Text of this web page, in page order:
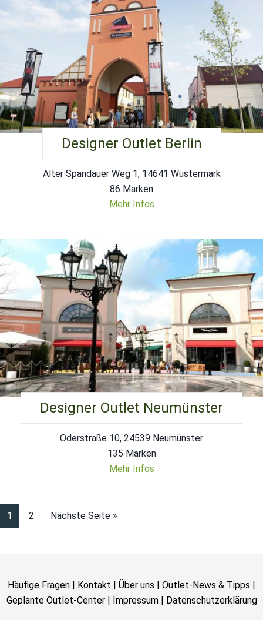
Designer Outlet Berlin
Alter Spandauer Weg 1, 14641 Wustermark
86 Marken
Mehr Infos
Designer Outlet Neumünster
Oderstraße 10, 24539 Neumünster
135 Marken
Mehr Infos
1 2 Nächste Seite »
Häufige Fragen | Kontakt | Über uns | Outlet-News & Tipps |
Geplante Outlet-Center| Impressum| Datenschutzerklärung